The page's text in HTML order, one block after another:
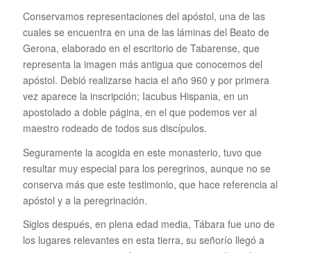
Conservamos representaciones del apóstol, una de las
cuales se encuentra en una de las láminas del Beato de
Gerona, elaborado en el escritorio de Tabarense, que
representa la imagen más antigua que conocemos del
apóstol. Debió realizarse hacia el año 960 y por primera
vez aparece la inscripción; Iacubus Hispania, en un
apostolado a doble página, en el que podemos ver al
maestro rodeado de todos sus discípulos.
Seguramente la acogida en este monasterio, tuvo que
resultar muy especial para los peregrinos, aunque no se
conserva más que este testimonio, que hace referencia al
apóstol y a la peregrinación.
Siglos después, en plena edad media, Tábara fue uno de
los lugares relevantes en esta tierra, su señorío llegó a